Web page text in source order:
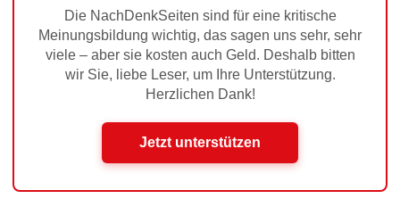
Die NachDenkSeiten sind für eine kritische
Meinungsbildung wichtig, das sagen uns sehr, sehr
viele – aber sie kosten auch Geld. Deshalb bitten
wir Sie, liebe Leser, um Ihre Unterstützung.
Herzlichen Dank!
Jetzt unterstützen